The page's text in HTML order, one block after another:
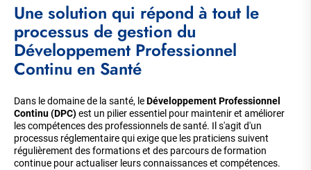
Une solution qui répond à tout le
processus de gestion du
Développement Professionnel
Continu en Santé
Dans le domaine de la santé, leDéveloppement Professionnel
Continu (DPC)est un pilier essentiel pour maintenir et améliorer
les compétences des professionnels de santé. Il s'agit d'un
processus réglementaire qui exige que les praticiens suivent
régulièrement des formations et des parcours de formation
continue pour actualiser leurs connaissances et compétences.